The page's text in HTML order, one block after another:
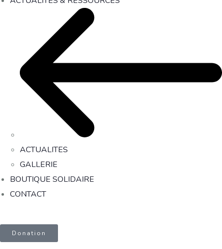
ACTUALITES
GALLERIE
BOUTIQUE SOLIDAIRE
CONTACT
Donation